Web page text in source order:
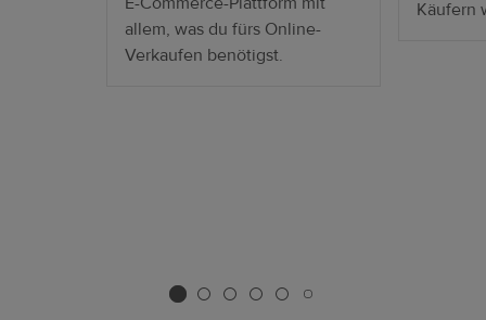
allem, was du fürs Online-
Verkaufen benötigst.
Käufern